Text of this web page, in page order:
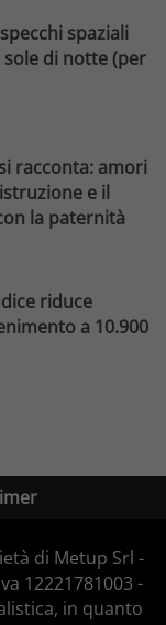
spaziali
di notte (per
racconta: amori
e il
la paternità
riduce
a 10.900
di Metup Srl -
12221781003 -
in quanto